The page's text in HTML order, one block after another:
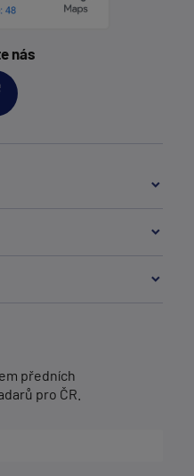
nás
předních
pro ČR.